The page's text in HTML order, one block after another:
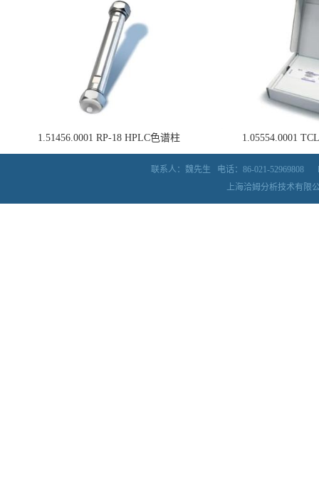
1.51456.0001 RP-18 HPLC色谱柱 1.05554.0001
联系人：魏先生 电话：86-021-52969808
上海洽姆分析技术有限